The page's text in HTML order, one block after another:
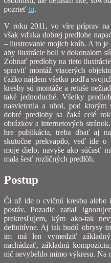
pozrieť tu.
V roku 2011, vo víre príprav na
však vďaka dobrej predlohe
– ilustrovanie mojich kníh. A to je
aby ilustrácie boli v dokonalom
Zohnať predlohy na tieto
spraviť montáž viacerých
ťažko nájdem všetko podľa
kresby sú montáže a retuše
také jednoduché. Všetky
nasvietenia a uhol, pod ktorým
dobré predlohy sa čaká celé
obrázkov a internetových
hre publikácia, treba dbať aj
skutočne prekvapilo, veď ide o
moje dielo, navyše ako súčasť
mala šesť rozličných predlôh.
Postup
Či už ide o cvičnú kresbu alebo
postáv. Pozadie zatiaľ
prekresľujem, kým ako-tak
definitívne. Aj tak budú obrysy
im má len vymedziť
nachádzať, základnú
nič nevybehlo mimo výkresu. Na